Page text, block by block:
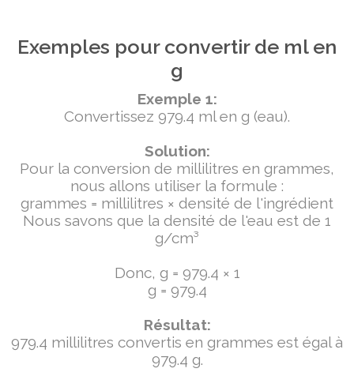
Exemples pour convertir de ml en
g
Exemple 1:
Convertissez 979.4 ml en g (eau).
Solution:
Pour la conversion de millilitres en grammes,
nous allons utiliser la formule :
grammes = millilitres × densité de l'ingrédient
Nous savons que la densité de l'eau est de 1
g/cm³
Donc, g = 979.4 × 1
g = 979.4
Résultat:
979.4 millilitres convertis en grammes est égal à
979.4 g.